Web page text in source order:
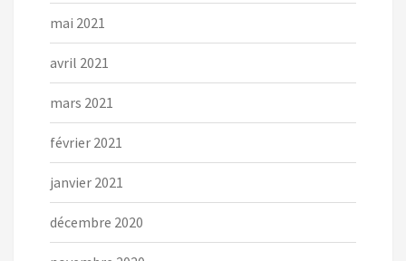
mai 2021
avril 2021
mars 2021
février 2021
janvier 2021
décembre 2020